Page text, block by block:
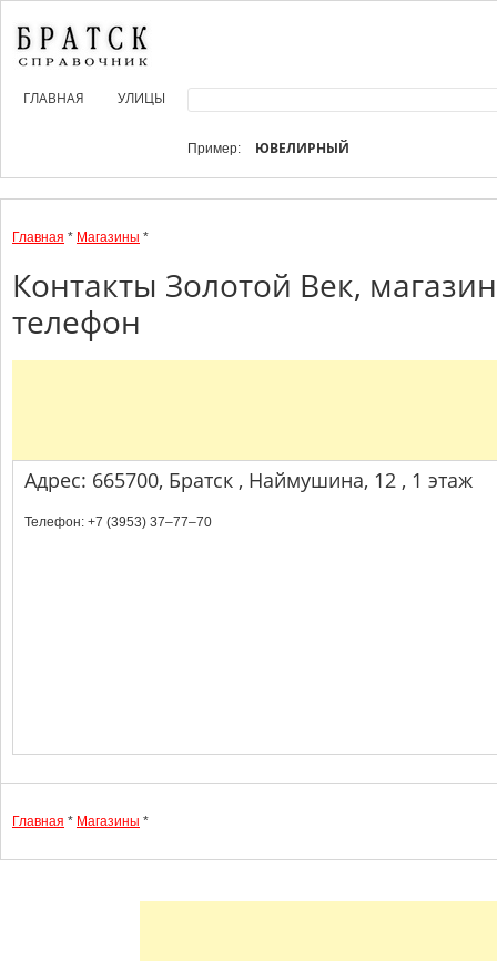
ГЛАВНАЯ УЛИЦЫ
Пример: ЮВЕЛИРНЫЙ
Главная * Магазины *
Контакты Золотой Век,
телефон
Адрес: 665700, Братск , Наймушина, 12 , 1 этаж
Телефон: +7 (3953) 37‒77‒70
Главная * Магазины *